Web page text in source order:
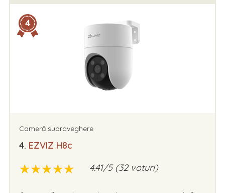
4
Cameră supraveghere
4. EZVIZ H8c
★★★★★
★★★★★ 4.41/5 (32 voturi)